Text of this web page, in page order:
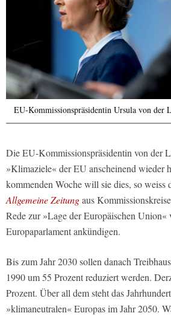
EU-Kommissionspräsidentin Ursula von der
Die EU-Kommissionspräsidentin von der
»Klimaziele« der EU anscheinend wieder
kommenden Woche will sie dies, so weiss
Allgemeine Zeitungaus
Rede zur »Lage der Europäischen Union«
Europaparlament ankündigen.
Bis zum Jahr 2030 sollen danach
1990 um 55 Prozent reduziert werden.
Prozent. Über all dem steht das
»klimaneutralen« Europas im Jahr 2050.